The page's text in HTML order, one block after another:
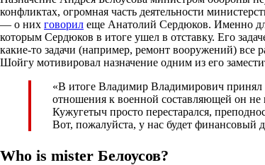
конфликтах, огромная часть деятельности
— о них говорил еще Анатолий Сердюков. Именно
которым Сердюков в итоге ушел в отставку. Его
какие-то задачи (например, ремонт вооружений) все
Шойгу мотивировал назначение одним из его
«В итоге Владимир Владимирович
отношения к военной составляющей он не
Кужугетыч просто перестарался,
Вот, пожалуйста, у нас будет финансовый
Who is mister Белоусов?